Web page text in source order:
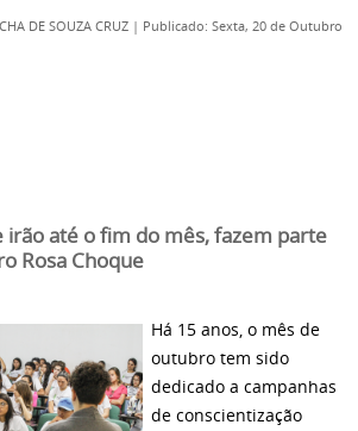
DE SOUZA CRUZ | Publicado: Sexta, 20 de Outubro
irão até o fim do mês, fazem parte
Rosa Choque
Há 15 anos, o mês de
outubro tem sido
dedicado a campanhas
de conscientização